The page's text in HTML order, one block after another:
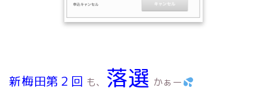
新梅田第２回 も、 落選 かぁー